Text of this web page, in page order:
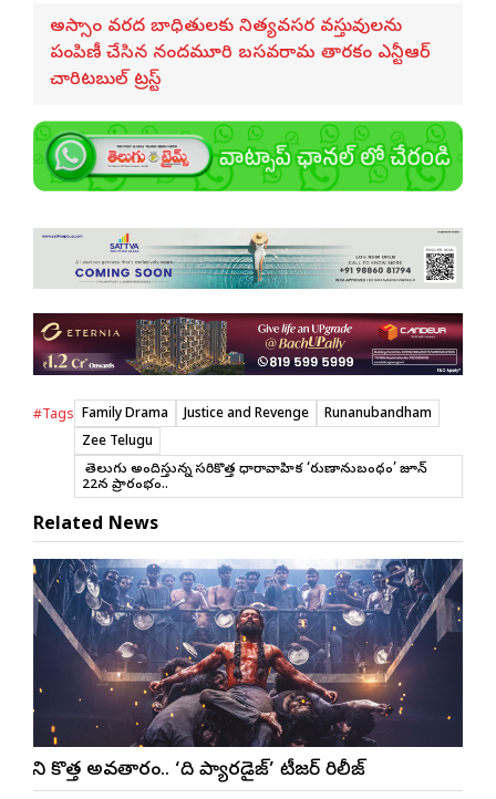
అస్సాం వరద బాధితులకు నిత్యవసర వస్తువులను
పంపిణీ చేసిన నందమూరి బసవరామ తారకం ఎన్టీఆర్
చారిటబుల్ ట్రస్ట్
#Tags Family Drama Justice and Revenge
Runanubandham
Zee Telugu
జీ తెలుగు అందిస్తున్న సరికొత్త ధారావాహిక ‘రుణానుబంధం’ జూన్
22న ప్రారంభం..
Related News
నాని కొత్త అవతారం.. ‘ది ప్యారడైజ్’ టీజర్ రిలీజ్